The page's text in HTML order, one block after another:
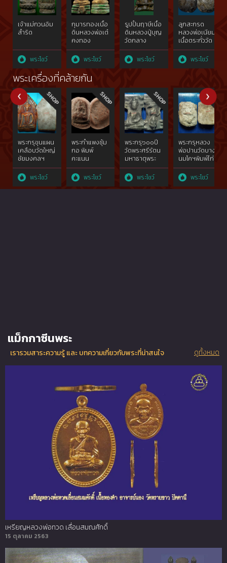
เจ้าแม่กวนอิม
สำริด
พระโชว์
กุมารทองเนื้อ
ดินหลวงพ่อเต๋
คงทอง
พระโชว์
รูปปั้นฤาษีเนื้อ
ดินหลวงปู่บุญ
วัดกลาง
บางแก้ว
นครปฐม
พระโชว์
ลูกสะกรด
หลวงพ่อเนียม
เนื้อตระกั่ววัด
น้อย
สุพรรณบุรี
พระโชว์
พระเครื่องที่คล้ายกัน
พระกรุขุนแผน
เคลือบวัดใหญ่
ชัยมงคลฯ
จ.พระนครศรีอยุธยา๔๐๐ปี{rare
show}พระโชว์
พระกำแพงซุ้ม
กอ พิมพ์
คะแนน
พระโชว์
พระกรุ๖๐๐ปี
วัดพระศรีรัตน
มหาธาตุพระ
มเหศวร
จ.สุพรรณบุรี
พิมพ์ใหญ่เศียร
โตชิน
พระโชว์
พระกรุหลวง
พ่อปานวัดบาง
นมโคฯพิมพ์ไก่
เบรกไก่หางห้า
เส้น(ไก่
สมาธิ)พ.ศ.๒๔๕๐
show}คราบ
พระโชว์
แม็กกาซีนพระ
เรารวมสาระความรู้ และ บทความเกี่ยวกับพระที่น่าสนใจ
เหรียญหลวงพ่อทวด เลื่อนสมณศักดิ์
15 ตุลาคม 2563
ดูทั้งหมด